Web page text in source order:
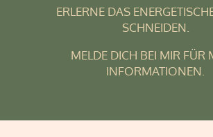
ERLERNE DAS
SCHNEIDEN.
MELDE DICH BEI MIR FÜR
INFORMATIONEN.